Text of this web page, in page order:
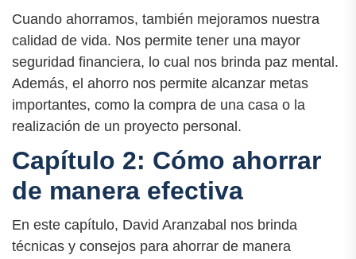
Cuando ahorramos, también mejoramos nuestra
calidad de vida. Nos permite tener una mayor
seguridad financiera, lo cual nos brinda paz mental.
Además, el ahorro nos permite alcanzar metas
importantes, como la compra de una casa o la
realización de un proyecto personal.
Capítulo 2: Cómo ahorrar
de manera efectiva
En este capítulo, David Aranzabal nos brinda
técnicas y consejos para ahorrar de manera